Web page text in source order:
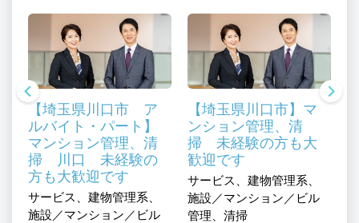
【埼玉県川口市 ア
ルバイト・パート】
マンション管理、清
掃 川口 未経験の
方も大歓迎です
サービス、建物管理系、
施設／マンション／ビル
【埼玉県川口市】マ
ンション管理、清
掃 未経験の方も大
歓迎です
サービス、建物管理系、
施設／マンション／ビル
管理、清掃